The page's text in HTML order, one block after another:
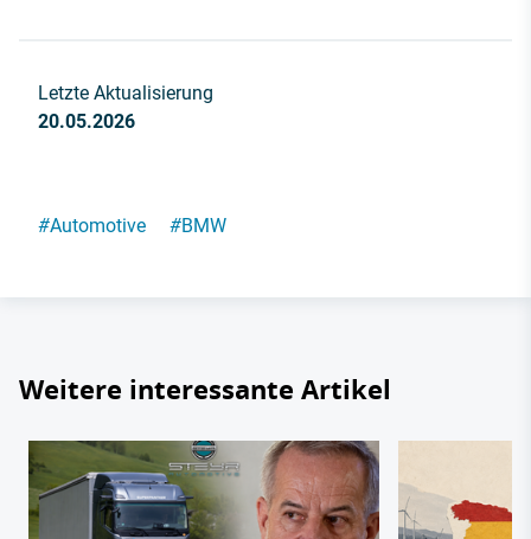
Letzte Aktualisierung
20.05.2026
#Automotive #BMW
Weitere interessante Artikel